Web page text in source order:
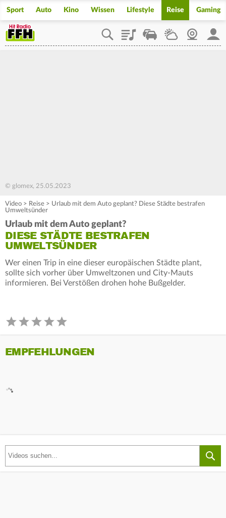
Sport Auto Kino Wissen Lifestyle Reise Gaming
PlaylistStaupilotWetterWebcam
© glomex, 25.05.2023
Video > Reise > Urlaub mit dem Auto geplant? Diese Städte bestrafen
Umweltsünder
Urlaub mit dem Auto geplant?
DIESE STÄDTE BESTRAFEN
UMWELTSÜNDER
Wer einen Trip in eine dieser europäischen Städte plant,
sollte sich vorher über Umweltzonen und City-Mauts
informieren. Bei Verstößen drohen hohe Bußgelder.
EMPFEHLUNGEN